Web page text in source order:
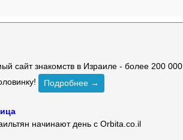
сайт знакомств в Израиле - более 200 000
Подробнее →
начинают день с Orbita.co.il